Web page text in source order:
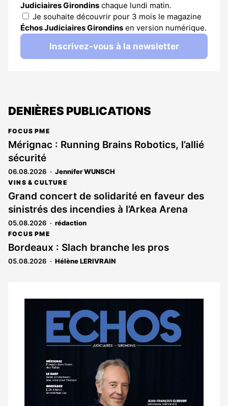
Judiciaires Girondins chaque lundi matin.
Je souhaite découvrir pour 3 mois le magazine
Échos Judiciaires Girondins en version numérique.
Inscrivez-vous à la newsletter
DENIÈRES PUBLICATIONS
FOCUS PME
Mérignac : Running Brains Robotics, l’allié
sécurité
06.08.2026 Jennifer WUNSCH
VINS & CULTURE
Grand concert de solidarité en faveur des
sinistrés des incendies à l’Arkea Arena
05.08.2026 rédaction
FOCUS PME
Bordeaux : Slach branche les pros
05.08.2026 Hélène LERIVRAIN
dernier
magazine